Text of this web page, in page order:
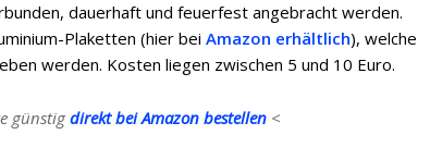
dauerhaft und feuerfest angebracht werden.
Plaketten (hier bei Amazon erhältlich), welche
werden. Kosten liegen zwischen 5 und 10 Euro.
günstigdirekt bei Amazon bestellen <